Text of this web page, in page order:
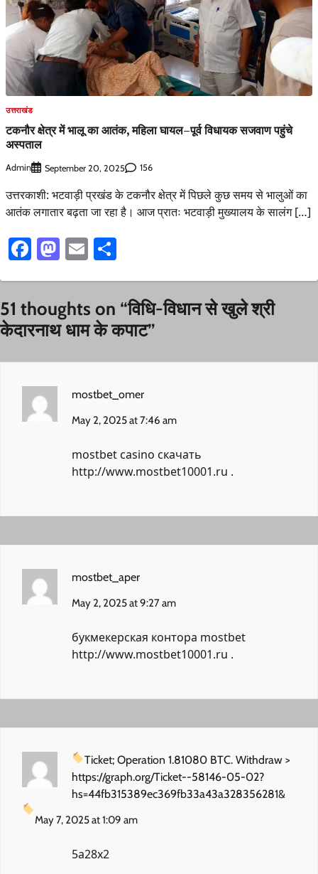
उत्तराखंड
टकनौर क्षेत्र में भालू का आतंक, महिला घायल–पूर्व विधायक सजवाण पहुंचे
अस्पताल
Admin September 20, 2025 156
उत्तरकाशी: भटवाड़ी प्रखंड के टकनौर क्षेत्र में पिछले कुछ समय से भालुओं का
आतंक लगातार बढ़ता जा रहा है। आज प्रातः भटवाड़ी मुख्यालय के सालंग […]
Facebook
Mastodon
Email
51 thoughts on “विधि-विधान से खुले श्री
केदारनाथ धाम के कपाट”
mostbet_omer
May 2, 2025 at 7:46 am
mostbet casino скачать
http://www.mostbet10001.ru .
mostbet_aper
May 2, 2025 at 9:27 am
букмекерская контора mostbet
http://www.mostbet10001.ru .
Ticket; Operation 1.81080 BTC. Withdraw >
https://graph.org/Ticket--58146-05-02?
hs=44fb315389ec369fb33a43a328356281&
May 7, 2025 at 1:09 am
5a28x2